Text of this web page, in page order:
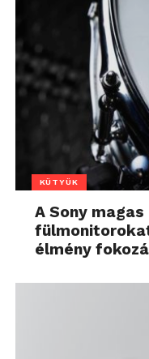
KÜTYÜK
A Sony
élmény